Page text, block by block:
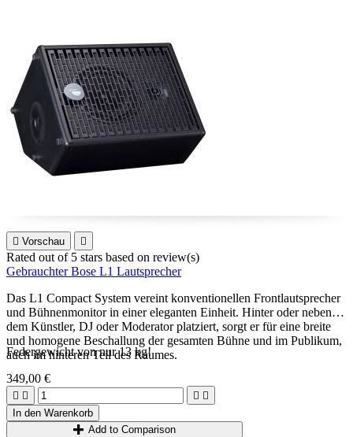
 Vorschau 
Rated out of 5 stars based on review(s)
Gebrauchter Bose L1 Lautsprecher
Das L1 Compact System vereint konventionellen Frontlautsprecher
und Bühnenmonitor in einer eleganten Einheit. Hinter oder neben
dem Künstler, DJ oder Moderator platziert, sorgt er für eine breite
und homogene Beschallung der gesamten Bühne und im Publikum,
auch im hinteren Teil des Raumes.
Federgewicht von nur 13 kg!
349,00 €
   
In den Warenkorb
Add to Comparison